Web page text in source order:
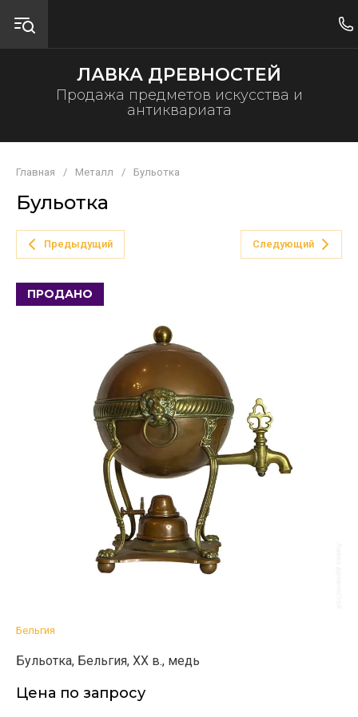
ЛАВКА ДРЕВНОСТЕЙ
Продажа предметов искусства и
антиквариата
Главная / Металл / Бульотка
Бульотка
Предыдущий Следующий
ПРОДАНО
Бельгия
Бульотка, Бельгия, ХХ в., медь
Цена по запросу